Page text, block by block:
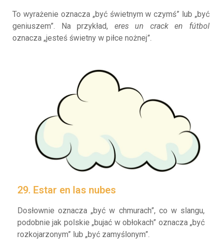
To wyrażenie oznacza „być świetnym w czymś” lub „być
geniuszem”. Na przykład, eres un crack en fútbol
oznacza „jesteś świetny w piłce nożnej”.
29. Estar en las nubes
Dosłownie oznacza „być w chmurach”, co w slangu,
podobnie jak polskie „bujać w obłokach” oznacza „być
rozkojarzonym” lub „być zamyślonym”.